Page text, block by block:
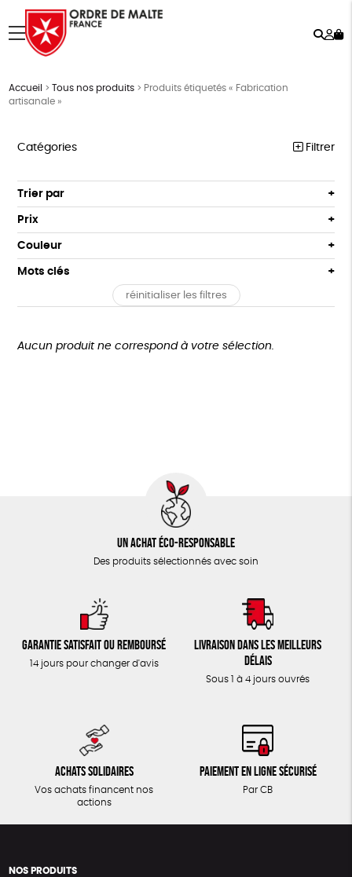
menu
Accueil >Tous nos produits > Produits étiquetés « Fabrication
artisanale »
Catégories Filtrer
NOTRE COLLECTION
ACCESSOIRES
MAISON
BIEN-ÊTRE
ÉPICERIE
Trier par
Par défaut
Popularité
Prix : du - cher au + cher
Prix : du + cher au - cher
Prix
Tous
0 € - 50 €
Plus de 200€
Couleur
Blanc Pur
violet
Mots clés
Biodégradable Cosme Bio
réinitialiser les filtres
Aucun produit ne correspond à votre sélection.
Un achat éco-responsable
Des produits sélectionnés avec soin
Garantie satisfait ou remboursé
14 jours pour changer d'avis
Livraison dans les meilleurs
délais
Sous 1 à 4 jours ouvrés
Achats solidaires
Vos achats financent nos
actions
Paiement en ligne sécurisé
Par CB
NOS PRODUITS